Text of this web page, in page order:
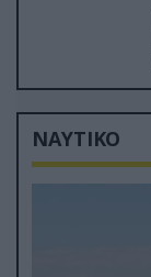
ΝΑΥΤΙΚΟ